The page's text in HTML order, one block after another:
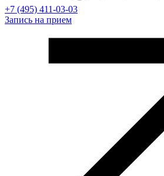
+7 (495) 411-03-03
Запись на прием